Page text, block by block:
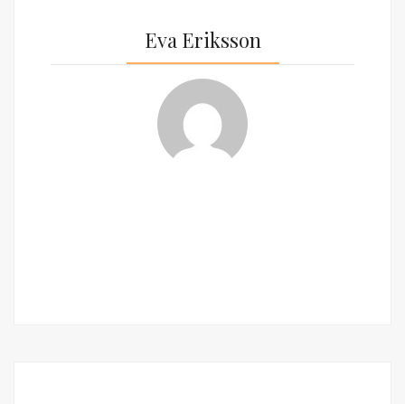
Eva Eriksson